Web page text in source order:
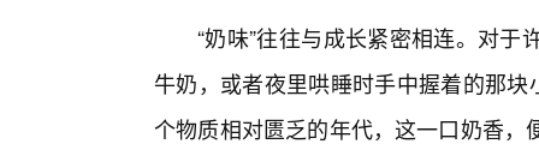
“奶味”往往与成长紧密相连。对
牛奶，或者夜里哄睡时手中握着的那
个物质相对匮乏的年代，这一口奶香